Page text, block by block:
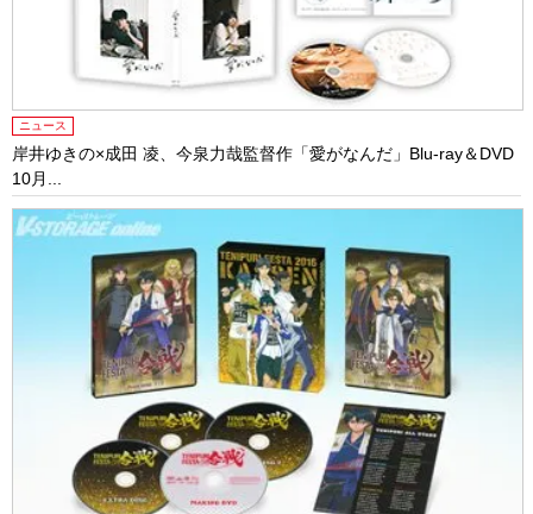
ニュース
岸井ゆきの×成田 凌、今泉力哉監督作「愛がなんだ」Blu-ray＆DVD
10月...